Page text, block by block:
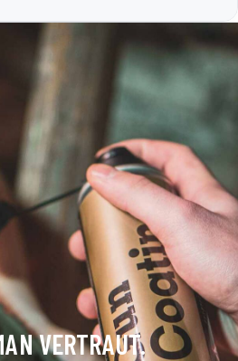
VERTRAUT.